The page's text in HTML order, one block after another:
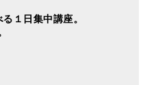
１日集中講座。